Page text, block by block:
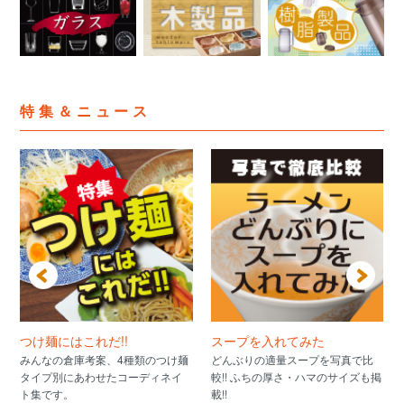
特集＆ニュース
つけ麺にはこれだ!!
みんなの倉庫考案、4種類のつけ麺
タイプ別にあわせたコーディネイ
ト集です。
スープを入れてみた
どんぶりの適量スープを写真で比
較!! ふちの厚さ・ハマのサイズも掲
載!!